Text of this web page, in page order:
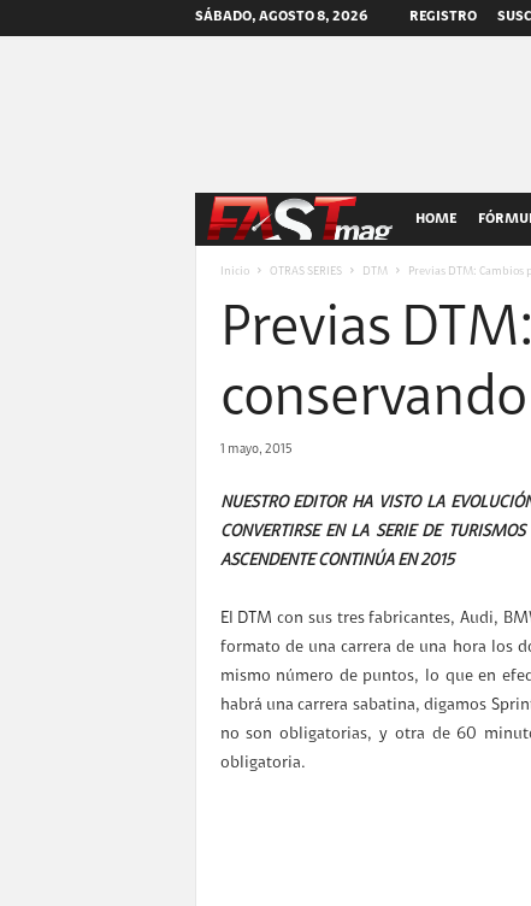
SÁBADO, AGOSTO 8, 2026 REGISTRO
A
g
HOME
Inicio OTRAS SERIES DTM Previas DTM: Cambios
Previas
1 mayo, 2015
NUESTRO EDITOR HA VISTO LA
CONVERTIRSE EN LA SERIE DE
ASCENDENTE CONTINÚA EN 2015
El DTM con sus tres fabricantes, Audi,
formato de una carrera de una hora los
mismo número de puntos, lo que en
habrá una carrera sabatina, digamos
no son obligatorias, y otra de 60
obligatoria.